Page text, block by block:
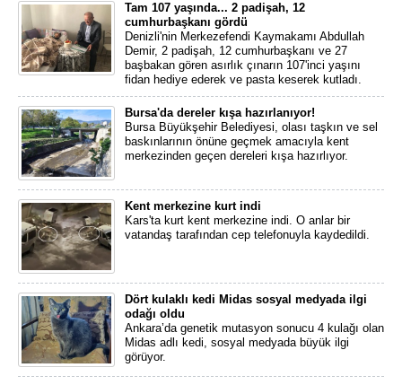
Tam 107 yaşında... 2 padişah, 12
cumhurbaşkanı gördü
Denizli'nin Merkezefendi Kaymakamı Abdullah
Demir, 2 padişah, 12 cumhurbaşkanı ve 27
başbakan gören asırlık çınarın 107'inci yaşını
fidan hediye ederek ve pasta keserek kutladı.
Bursa'da dereler kışa hazırlanıyor!
Bursa Büyükşehir Belediyesi, olası taşkın ve sel
baskınlarının önüne geçmek amacıyla kent
merkezinden geçen dereleri kışa hazırlıyor.
Kent merkezine kurt indi
Kars'ta kurt kent merkezine indi. O anlar bir
vatandaş tarafından cep telefonuyla kaydedildi.
Dört kulaklı kedi Midas sosyal medyada ilgi
odağı oldu
Ankara’da genetik mutasyon sonucu 4 kulağı olan
Midas adlı kedi, sosyal medyada büyük ilgi
görüyor.